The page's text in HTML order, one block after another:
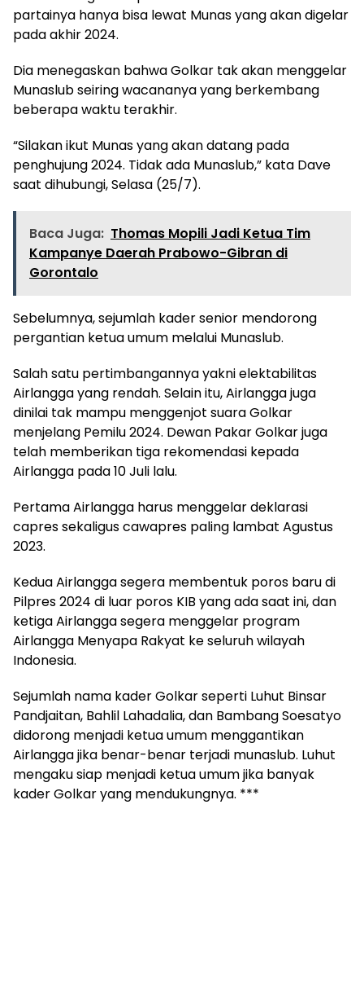
partainya hanya bisa lewat Munas yang akan digelar
pada akhir 2024.
Dia menegaskan bahwa Golkar tak akan menggelar
Munaslub seiring wacananya yang berkembang
beberapa waktu terakhir.
“Silakan ikut Munas yang akan datang pada
penghujung 2024. Tidak ada Munaslub,” kata Dave
saat dihubungi, Selasa (25/7).
Baca Juga: Thomas Mopili Jadi Ketua Tim
Kampanye Daerah Prabowo-Gibran di
Gorontalo
Sebelumnya, sejumlah kader senior mendorong
pergantian ketua umum melalui Munaslub.
Salah satu pertimbangannya yakni elektabilitas
Airlangga yang rendah. Selain itu, Airlangga juga
dinilai tak mampu menggenjot suara Golkar
menjelang Pemilu 2024. Dewan Pakar Golkar juga
telah memberikan tiga rekomendasi kepada
Airlangga pada 10 Juli lalu.
Pertama Airlangga harus menggelar deklarasi
capres sekaligus cawapres paling lambat Agustus
2023.
Kedua Airlangga segera membentuk poros baru di
Pilpres 2024 di luar poros KIB yang ada saat ini, dan
ketiga Airlangga segera menggelar program
Airlangga Menyapa Rakyat ke seluruh wilayah
Indonesia.
Sejumlah nama kader Golkar seperti Luhut Binsar
Pandjaitan, Bahlil Lahadalia, dan Bambang Soesatyo
didorong menjadi ketua umum menggantikan
Airlangga jika benar-benar terjadi munaslub. Luhut
mengaku siap menjadi ketua umum jika banyak
kader Golkar yang mendukungnya. ***